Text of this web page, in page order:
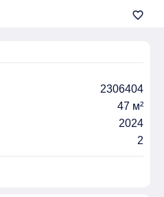
favorite_border
2306404
47 м²
2024
2